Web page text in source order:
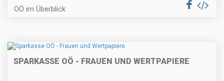
OÖ im Überblick
SPARKASSE OÖ - FRAUEN UND WERTPAPIERE